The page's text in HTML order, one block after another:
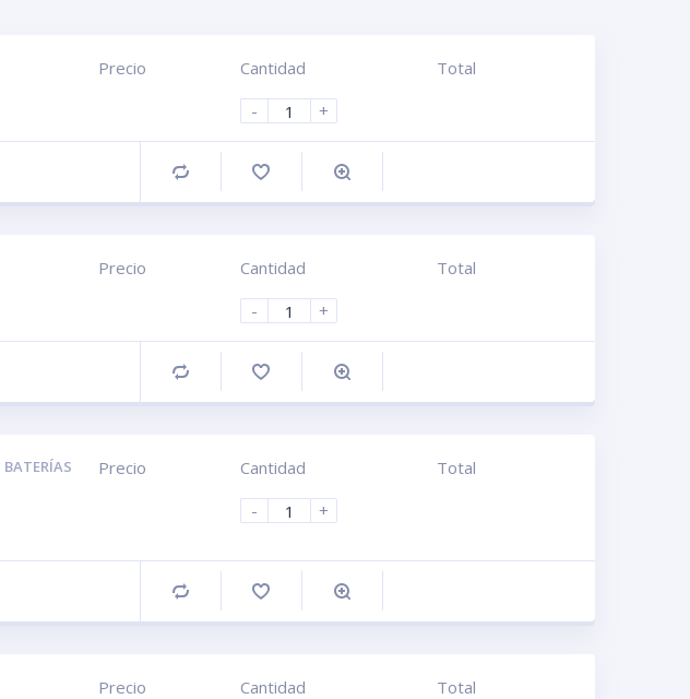
Precio
Cantidad
-
+
Total
Comprar
Precio
Cantidad
-
+
Total
Comprar
BATERÍAS
Precio
Cantidad
-
+
Total
Comprar
Precio
Cantidad
Total